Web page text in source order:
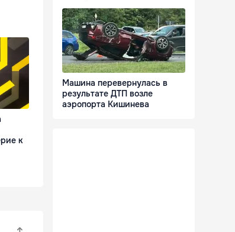
к
Машина перевернулась в
результате ДТП возле
аэропорта Кишинева